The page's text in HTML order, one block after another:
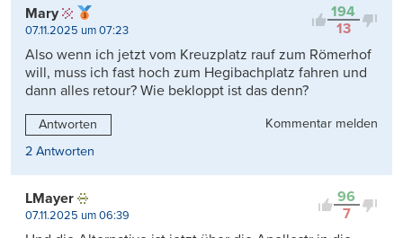
194
13
Mary
07.11.2025 um 07:23
Also wenn ich jetzt vom Kreuzplatz rauf zum Römerhof
will, muss ich fast hoch zum Hegibachplatz fahren und
dann alles retour? Wie bekloppt ist das denn?
Antworten
Kommentar melden
2 Antworten
96
7
LMayer
07.11.2025 um 06:39